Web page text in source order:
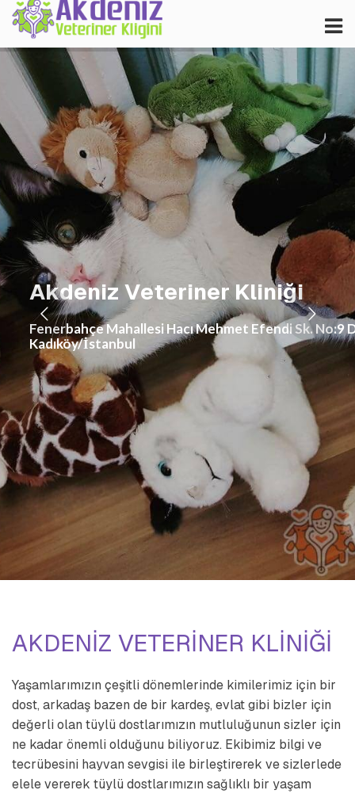
AkdenizVeteriner Kliniği
Fenerbahçe Mahallesi Hacı Mehmet Efendi Sk. No:9
Kadıköy/İstanbul
AKDENİZ VETERİNER KLİNİĞİ
Yaşamlarımızın çeşitli dönemlerinde kimilerimiz için bir
dost, arkadaş bazen de bir kardeş, evlat gibi bizler için
değerli olan tüylü dostlarımızın mutluluğunun sizler için
ne kadar önemli olduğunu biliyoruz. Ekibimiz bilgi ve
tecrübesini hayvan sevgisi ile birleştirerek ve sizlerlede
elele vererek tüylü dostlarımızın sağlıklı bir yaşam